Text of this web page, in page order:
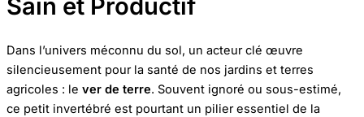
Sain et Productif
Dans l’univers méconnu du sol, un acteur clé œuvre
silencieusement pour la santé de nos jardins et terres
agricoles : le ver de terre. Souvent ignoré ou sous-estimé,
ce petit invertébré est pourtant un pilier essentiel de la